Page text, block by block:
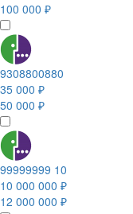
100 000 ₽
9308800880
35 000 ₽
50 000 ₽
99999999 10
10 000 000 ₽
12 000 000 ₽